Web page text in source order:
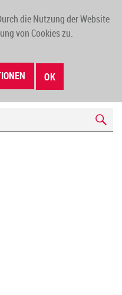
die Nutzung der Website
von Cookies zu.
OK